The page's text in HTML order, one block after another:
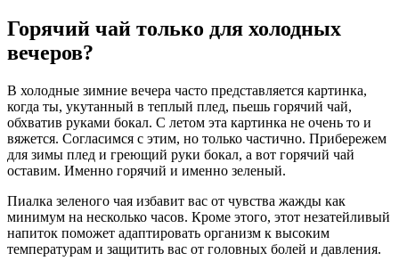
Горячий чай только для холодных
вечеров?
В холодные зимние вечера часто представляется картинка,
когда ты, укутанный в теплый плед, пьешь горячий чай,
обхватив руками бокал. С летом эта картинка не очень то и
вяжется. Согласимся с этим, но только частично. Прибережем
для зимы плед и греющий руки бокал, а вот горячий чай
оставим. Именно горячий и именно зеленый.
Пиалка зеленого чая избавит вас от чувства жажды как
минимум на несколько часов. Кроме этого, этот незатейливый
напиток поможет адаптировать организм к высоким
температурам и защитить вас от головных болей и давления.